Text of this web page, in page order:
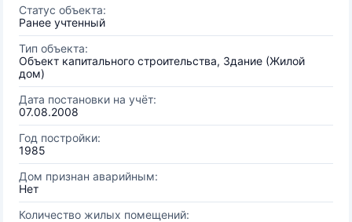
Статус объекта:
Ранее учтенный
Тип объекта:
Объект капитального строительства, Здание (Жилой
дом)
Дата постановки на учёт:
07.08.2008
Год постройки:
1985
Дом признан аварийным:
Нет
Количество жилых помещений: